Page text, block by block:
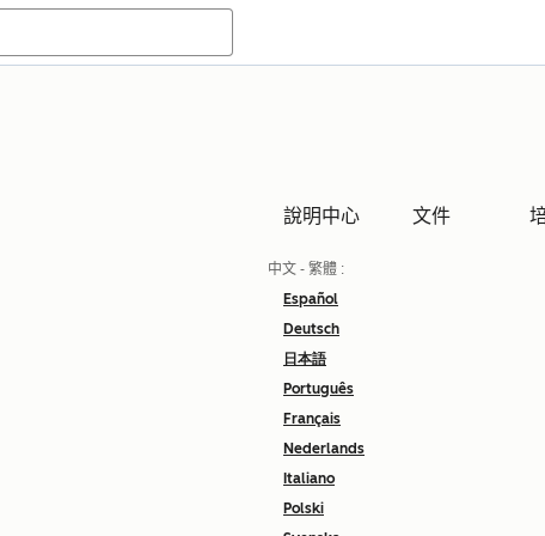
說明中心 文件
中文 - 繁體 :
Español
Deutsch
日本語
Português
Français
Nederlands
Italiano
Polski